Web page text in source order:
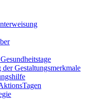
Gestaltungsmerkmale